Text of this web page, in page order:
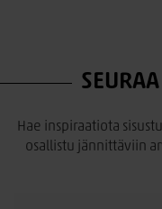
Hae inspiraatiota
osallistu jännittäviin